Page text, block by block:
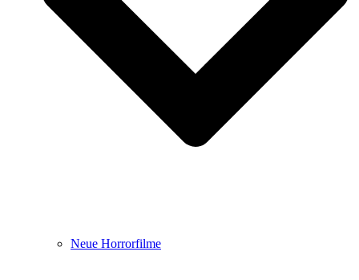
Neue Horrorfilme